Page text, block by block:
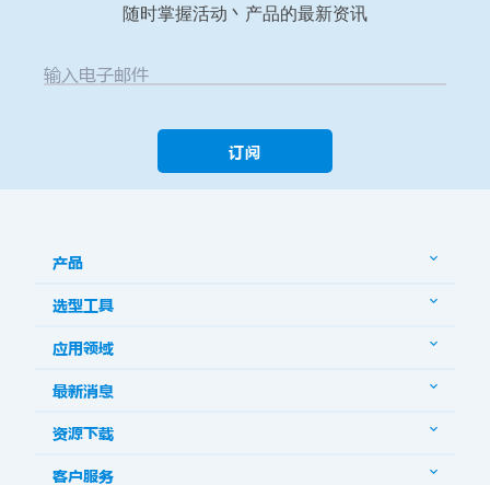
随时掌握活动丶产品的最新资讯
输入电子邮件
订阅
产品
选型工具
应用领域
最新消息
资源下载
客户服务